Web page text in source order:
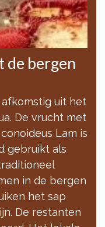
de bergen
afkomstig uit het
De vrucht met
Lam is
gebruikt als
in de bergen
het sap
De restanten